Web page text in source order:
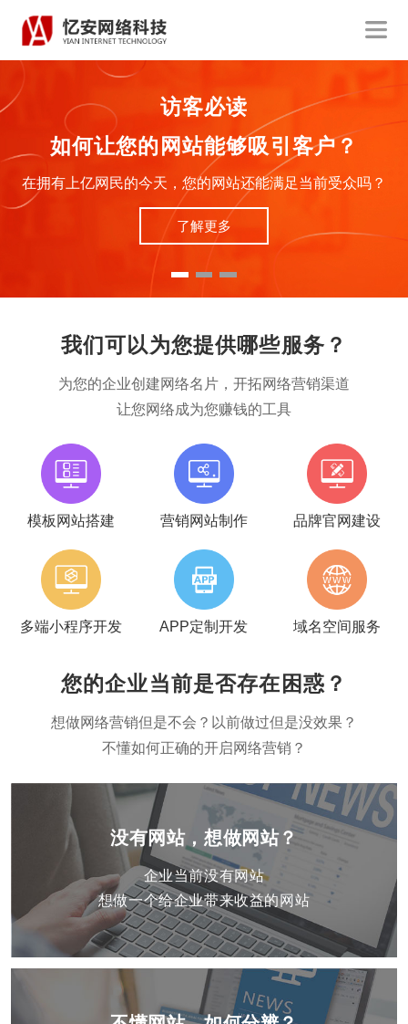
访客必读
如何让您的网站能够吸引客户？
在拥有上亿网民的今天，您的网站还能满足当前受众吗？
了解更多
我们可以为您提供哪些服务？
为您的企业创建网络名片，开拓网络营销渠道
让您网络成为您赚钱的工具
模板网站搭建 营销网站制作 品牌官网建设
多端小程序开发 APP定制开发 域名空间服务
您的企业当前是否存在困惑？
想做网络营销但是不会？以前做过但是没效果？
不懂如何正确的开启网络营销？
没有网站，想做网站？
企业当前没有网站
想做一个给企业带来收益的网站